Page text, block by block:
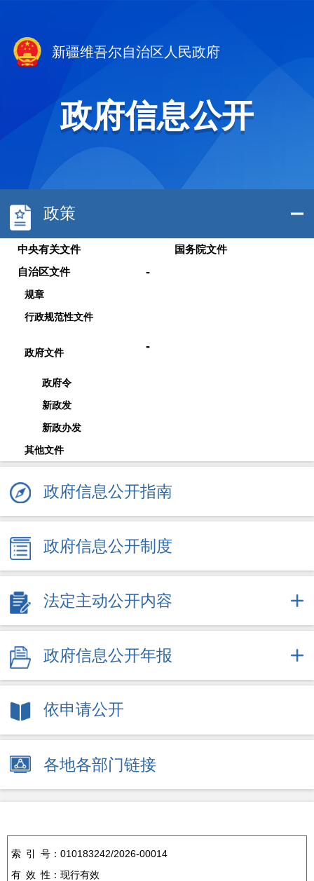
新疆维吾尔自治区人民政府
政府信息公开
政策
中央有关文件
国务院文件
自治区文件
-
规章
行政规范性文件
政府文件 -
政府令
新政发
新政办发
其他文件
政府信息公开指南
政府信息公开制度
法定主动公开内容
政府信息公开年报
依申请公开
各地各部门链接
索 引 号： 010183242/2026-00014
有 效 性： 现行有效